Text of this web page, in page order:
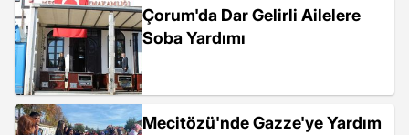
Çorum'da Dar Gelirli Ailelere
Soba Yardımı
Mecitözü'nde Gazze'ye Yardım